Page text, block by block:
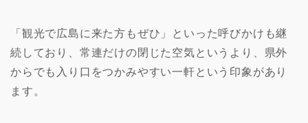
「観光で広島に来た方もぜひ」といった呼びかけも継
続しており、常連だけの閉じた空気というより、県外
からでも入り口をつかみやすい一軒という印象があり
ます。